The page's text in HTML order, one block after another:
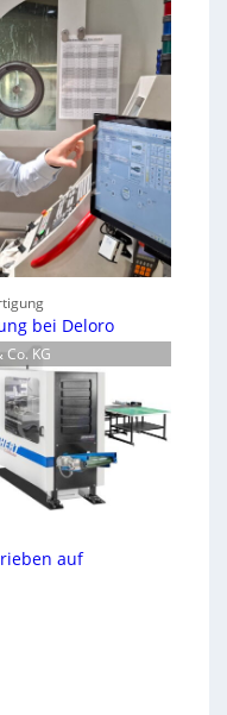
bei Deloro
KG
auf